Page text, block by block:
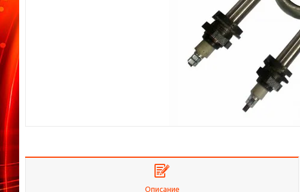
Описание